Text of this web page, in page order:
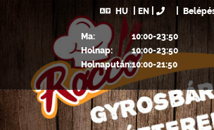
HU EN
Ma:
10:00-23:50
Holnap:
10:00-23:50
Holnapután:10:00-21:50